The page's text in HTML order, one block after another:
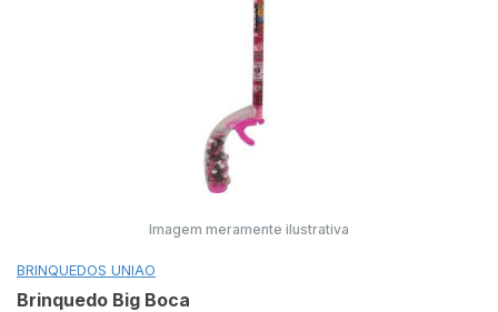
Imagem meramente ilustrativa
BRINQUEDOS UNIAO
Brinquedo Big Boca